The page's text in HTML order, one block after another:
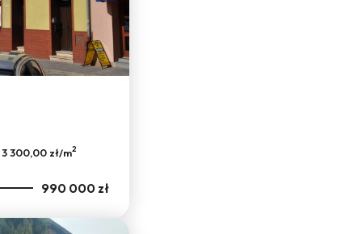
3 300,00 zł/m2
990 000 zł